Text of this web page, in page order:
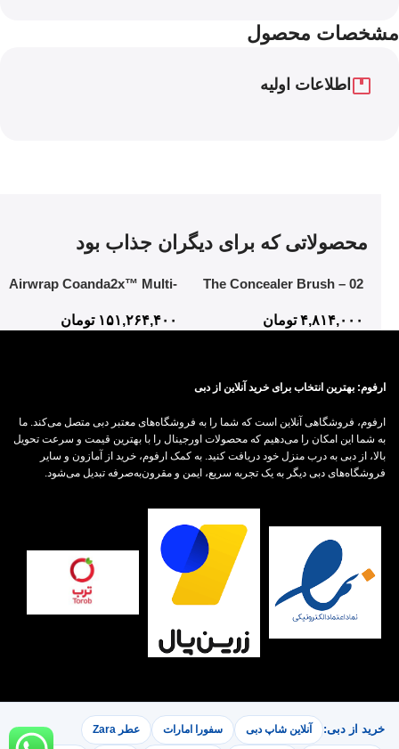
مشخصات محصول
اطلاعات اولیه
محصولاتی که برای دیگران جذاب بود
02 The Concealer Brush –
Application In Half The Time
۴,۸۱۴,۰۰۰ تومان
Airwrap Coanda2x™ Multi-
۱۵۱,۲۶۴,۴۰۰ تومان
ارفوم: بهترین انتخاب برای خرید آنلاین از دبی
ارفوم، فروشگاهی آنلاین است که شما را به فروشگاه‌های معتبر دبی متصل می‌کند. ما
به شما این امکان را می‌دهیم که محصولات اورجینال را با بهترین قیمت و سرعت تحویل
بالا، از دبی به درب منزل خود دریافت کنید. به کمک ارفوم، خرید از آمازون و سایر
فروشگاه‌های دبی دیگر به یک تجربه سریع، ایمن و مقرون‌به‌صرفه تبدیل می‌شود.
خرید از دبی: آنلاین شاپ دبی سفورا امارات عطر Zara